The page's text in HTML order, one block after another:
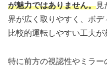
が魅力ではありません。見
界が広く取りやすく、ボ
比較的運転しやすい工夫が
特に前方の視認性やミラ